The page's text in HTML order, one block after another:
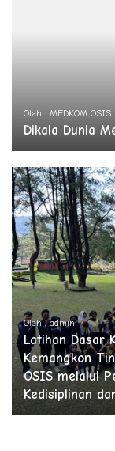
Oleh : MEDKOM OSIS
Dikala Dunia
Oleh : admin
Latihan Dasar
Kemangkon
OSIS melalui
Kedisiplinan